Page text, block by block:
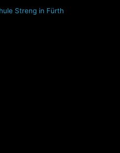
Streng in Fürth